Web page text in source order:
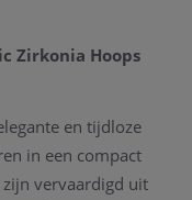
Zirkonia Hoops
en tijdloze
in een compact
vervaardigd uit